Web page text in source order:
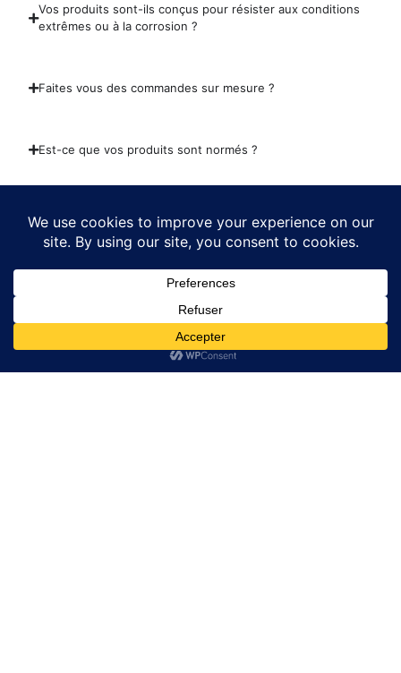
Vos produits sont-ils conçus pour résister aux conditions
extrêmes ou à la corrosion ?
Faites vous des commandes sur mesure ?
Est-ce que vos produits sont normés ?
GRILLES ACIER
ACCESSOIRS BATIMENT
Liens Utiles
Politique de confidentialité
Conditions générales de
Vente